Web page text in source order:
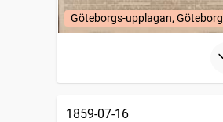
Göteborgs-upplagan, Göteborg
1859-07-16